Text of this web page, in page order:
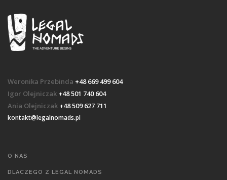
Weronika Przebinda +48 669 499 604
Igor Olejniczak +48 501 740 604
Ania Olejniczak +48 509 627 711
kontakt@legalnomads.pl
O NAS
DLACZEGO Z LEGAL NOMADS